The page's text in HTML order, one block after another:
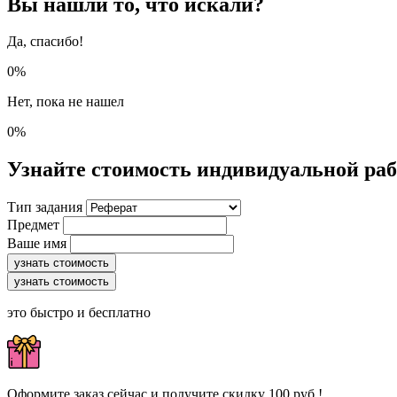
Да, спасибо!
0%
Нет, пока не нашел
0%
Узнайте стоимость индивидуальной
Тип задания
Предмет
Ваше имя
узнать стоимость
узнать стоимость
это быстро и бесплатно